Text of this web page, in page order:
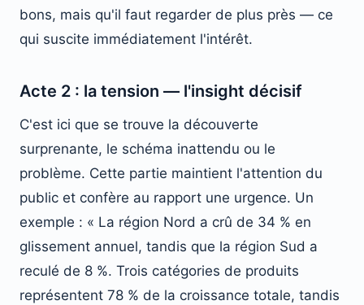
bons, mais qu'il faut regarder de plus près — ce
qui suscite immédiatement l'intérêt.
Acte 2 : la tension — l'insight décisif
C'est ici que se trouve la découverte
surprenante, le schéma inattendu ou le
problème. Cette partie maintient l'attention du
public et confère au rapport une urgence. Un
exemple : « La région Nord a crû de 34 % en
glissement annuel, tandis que la région Sud a
reculé de 8 %. Trois catégories de produits
représentent 78 % de la croissance totale, tandis